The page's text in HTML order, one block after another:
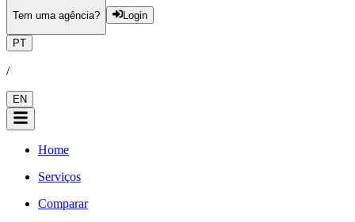
Tem uma agência? Login
PT
/
EN
Home
Serviços
Comparar